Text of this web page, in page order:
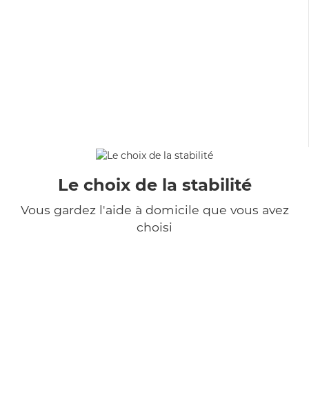
Le choix de la stabilité
Vous gardez l'aide à domicile que vous avez
choisi